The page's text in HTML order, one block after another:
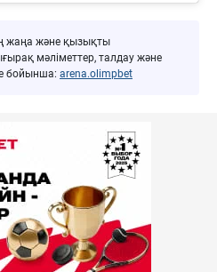
жаңа және қызықты
мәліметтер, талдау және
бойынша: arena.olimpbet